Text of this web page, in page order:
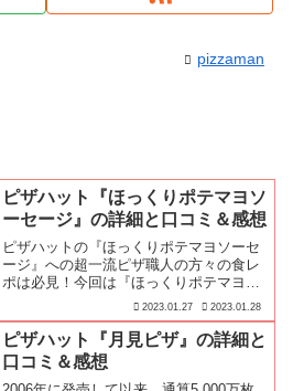
pizzaman
ピザハット『ほっくりポテマヨソ
ーセージ』の詳細と口コミ＆感想
ピザハットの『ほっくりポテマヨソーセ
ージ』への超一流ピザ職人の方々の食レ
ポは必見！今回は『ほっくりポテマヨソ
ーセージ』への①一流ピザ職人の評価、
②実食レビュー、③商品詳細、④みんな
の口コミの順にお届けします！
2023.01.27 2023.01.28
ピザハット『月見ピザ』の詳細と
口コミ＆感想